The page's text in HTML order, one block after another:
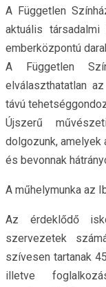
A Független
aktuális
emberközpontú
A Független
elválaszthatatlan
távú
Újszerű
dolgozunk, amelyek
és bevonnak
A műhelymunka az
Az érdeklődő
szervezetek
szívesen tartanak
illetve